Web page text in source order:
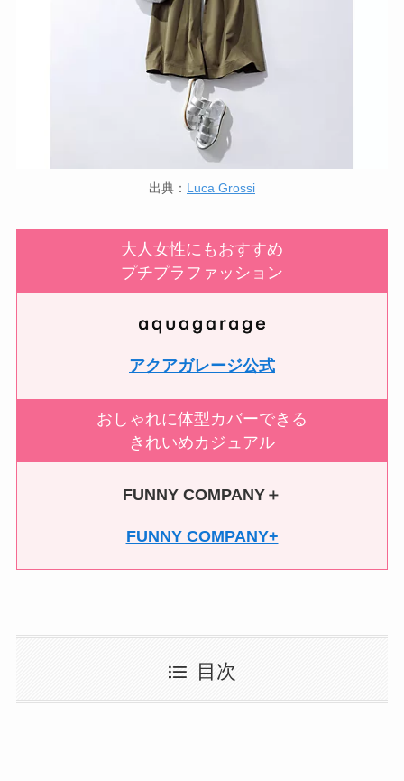
出典： Luca Grossi
大人女性にもおすすめ
プチプラファッション
アクアガレージ公式
おしゃれに体型カバーできる
きれいめカジュアル
FUNNY COMPANY＋
FUNNY COMPANY+
目次